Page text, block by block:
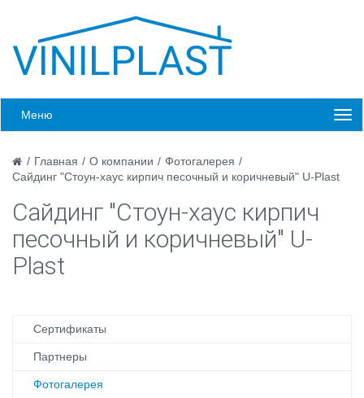
Меню
/ Главная / О компании / Фотогалерея /
Сайдинг "Стоун-хаус кирпич песочный и коричневый" U-Plast
Сайдинг "Стоун-хаус кирпич
песочный и коричневый" U-
Plast
Сертификаты
Партнеры
Фотогалерея